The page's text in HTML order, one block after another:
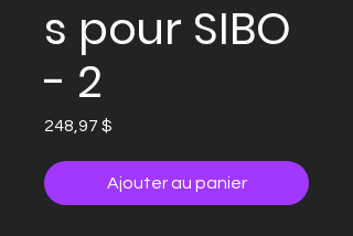
s pour SIBO
- 2
248,97 $
Ajouter au panier